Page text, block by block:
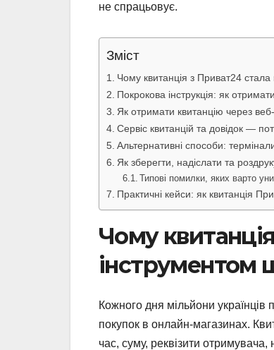
не спрацьовує.
Зміст
Чому квитанція з Приват24
Покрокова інструкція: як
Як отримати квитанцію через
Сервіс квитанцій та довідок —
Альтернативні способи:
Як зберегти, надіслати та
Типові помилки, яких варто
Практичні кейси: як квитанція
Чому
інструментом
Кожного дня мільйони
покупок в онлайн-магазинах.
час, суму, реквізити